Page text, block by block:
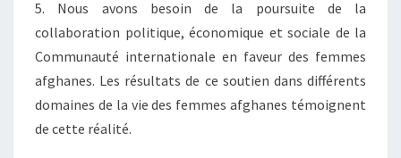
5. Nous avons besoin de la poursuite de la
collaboration politique, économique et sociale de la
Communauté internationale en faveur des femmes
afghanes. Les résultats de ce soutien dans différents
domaines de la vie des femmes afghanes témoignent
de cette réalité.